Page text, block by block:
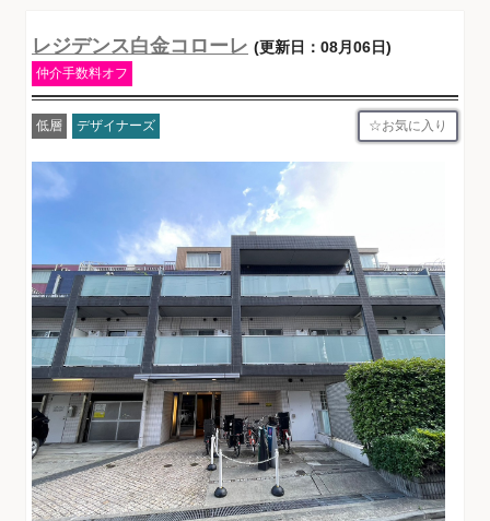
レジデンス白金コローレ (更新日：08月06日)
仲介手数料オフ
低層 デザイナーズ お気に入り